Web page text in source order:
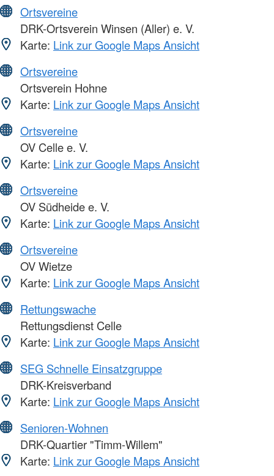
Ortsvereine
DRK-Ortsverein Winsen (Aller) e. V.
Karte: Link zur Google Maps Ansicht
Ortsvereine
Ortsverein Hohne
Karte: Link zur Google Maps Ansicht
Ortsvereine
OV Celle e. V.
Karte: Link zur Google Maps Ansicht
Ortsvereine
OV Südheide e. V.
Karte: Link zur Google Maps Ansicht
Ortsvereine
OV Wietze
Karte: Link zur Google Maps Ansicht
Rettungswache
Rettungsdienst Celle
Karte: Link zur Google Maps Ansicht
SEG Schnelle Einsatzgruppe
DRK-Kreisverband
Karte: Link zur Google Maps Ansicht
Senioren-Wohnen
DRK-Quartier "Timm-Willem"
Karte: Link zur Google Maps Ansicht